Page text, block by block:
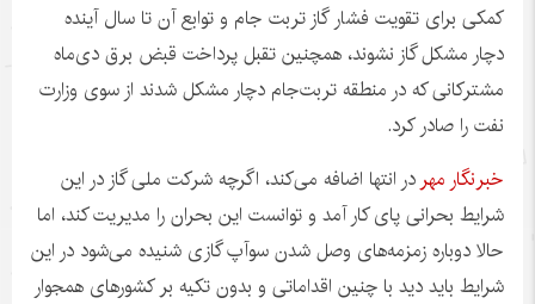
کمکی برای تقویت فشار گاز تربت جام و توابع آن تا سال آینده
دچار مشکل گاز نشوند، همچنین تقبل پرداخت قبض برق دی‌ماه
مشترکانی که در منطقه تربت‌جام دچار مشکل شدند از سوی وزارت
نفت را صادر کرد.
خبرنگار مهردر انتها اضافه می‌کند، اگرچه شرکت ملی گاز در این
شرایط بحرانی پای کار آمد و توانست این بحران را مدیریت کند، اما
حالا دوباره زمزمه‌های وصل شدنسوآپگازی شنیده می‌شود در این
شرایط باید دید با چنین اقداماتی و بدون تکیه بر کشورهای همجوار